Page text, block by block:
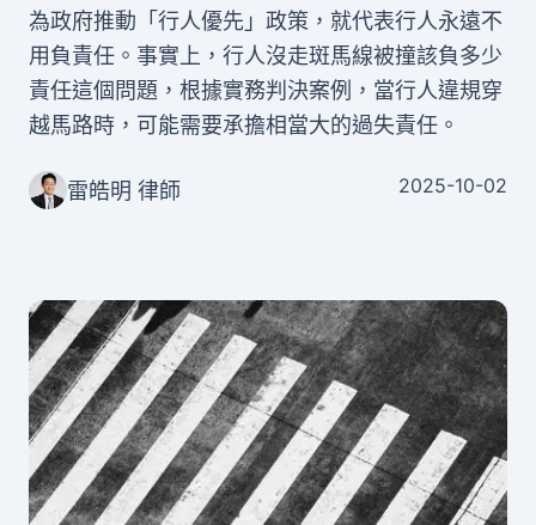
為政府推動「行人優先」政策，就代表行人永遠不
用負責任。事實上，行人沒走斑馬線被撞該負多少
責任這個問題，根據實務判決案例，當行人違規穿
越馬路時，可能需要承擔相當大的過失責任。
雷皓明 律師 2025-10-02